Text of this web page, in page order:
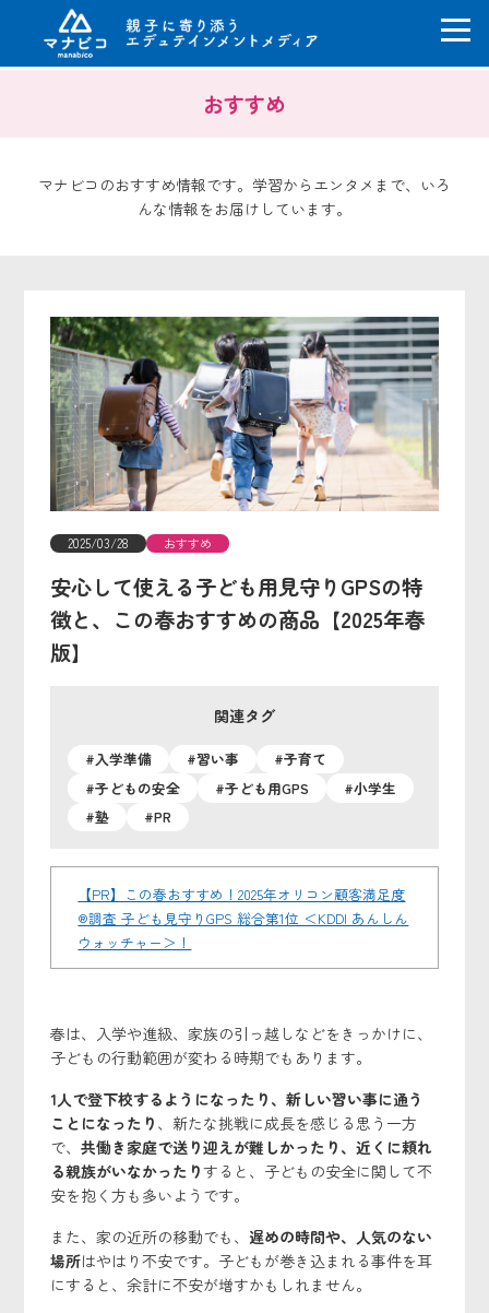
おすすめ
マナビコのおすすめ情報です。学習からエンタメまで、いろ
んな情報をお届けしています。
2025/03/28 おすすめ
安心して使える子ども用見守りGPSの特
徴と、この春おすすめの商品【2025年春
版】
関連タグ
#入学準備 #習い事
#子育て
#子どもの安全
#子ども用GPS
#小学生
#塾
#PR
【PR】この春おすすめ！2025年オリコン顧客満足度
®調査 子ども見守りGPS 総合第1位 ＜KDDI あんしん
ウォッチャー＞！
春は、入学や進級、家族の引っ越しなどをきっかけに、
子どもの行動範囲が変わる時期でもあります。
1人で登下校するようになったり、新しい習い事に通う
ことになったり 、新たな挑戦に成長を感じる思う一方
で、共働き家庭で送り迎えが難しかったり、近くに頼れ
る親族がいなかったりすると、子どもの安全に関して不
安を抱く方も多いようです。
また、家の近所の移動でも、遅めの時間や、人気のない
場所はやはり不安です。子どもが巻き込まれる事件を耳
にすると、余計に不安が増すかもしれません。